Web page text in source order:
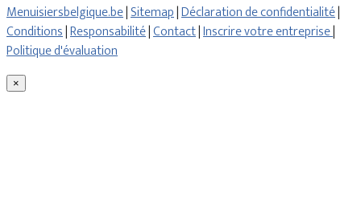
Menuisiersbelgique.be|Sitemap|Déclaration de confidentialité|
Conditions|Responsabilité|Contact|Inscrire votre entreprise|
Politique d'évaluation
×